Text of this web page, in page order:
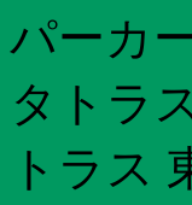
パーカ
タトラ
トラス